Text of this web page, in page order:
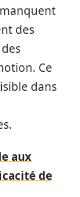
des
Ce
dans
aux
de